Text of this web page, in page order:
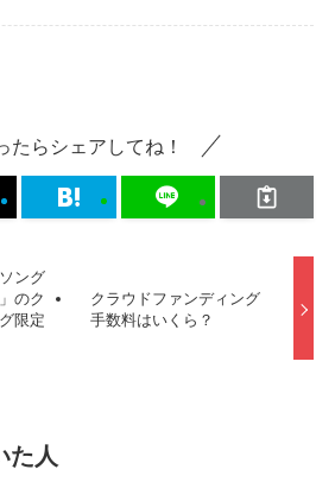
たらシェアしてね！
ング
のク
限定
クラウドファンディング
手数料はいくら？
た人